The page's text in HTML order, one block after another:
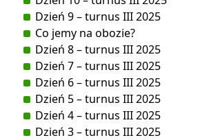
Dzień 9 – turnus III 2025
Co jemy na obozie?
Dzień 8 – turnus III 2025
Dzień 7 – turnus III 2025
Dzień 6 – turnus III 2025
Dzień 5 – turnus III 2025
Dzień 4 – turnus III 2025
Dzień 3 – turnus III 2025